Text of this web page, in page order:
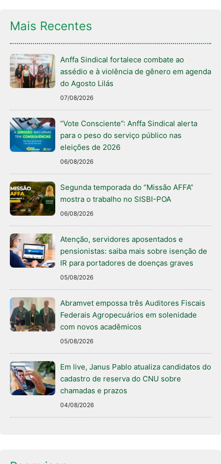
Mais Recentes
Anffa Sindical fortalece combate ao
assédio e à violência de gênero em agenda
do Agosto Lilás
07/08/2026
“Vote Consciente”: Anffa Sindical alerta
para o peso do serviço público nas
eleições de 2026
06/08/2026
Segunda temporada do “Missão AFFA”
mostra o trabalho no SISBI-POA
06/08/2026
Atenção, servidores aposentados e
pensionistas: saiba mais sobre isenção de
IR para portadores de doenças graves
05/08/2026
Abramvet empossa três Auditores Fiscais
Federais Agropecuários em solenidade
com novos acadêmicos
05/08/2026
Em live, Janus Pablo atualiza candidatos do
cadastro de reserva do CNU sobre
chamadas e prazos
04/08/2026